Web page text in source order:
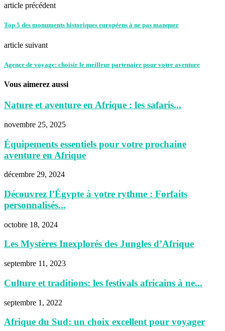
article précédent
Top 5 des monuments historiques européens à ne pas manquer
article suivant
Agence de voyage: choisir le meilleur partenaire pour votre aventure
Vous aimerez aussi
Nature et aventure en Afrique : les safaris...
novembre 25, 2025
Équipements essentiels pour votre prochaine
aventure en Afrique
décembre 29, 2024
Découvrez l’Égypte à votre rythme : Forfaits
personnalisés...
octobre 18, 2024
Les Mystères Inexplorés des Jungles d’Afrique
septembre 11, 2023
Culture et traditions: les festivals africains à ne...
septembre 1, 2022
Afrique du Sud: un choix excellent pour voyager